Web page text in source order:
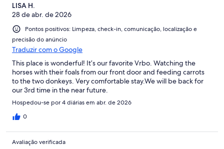
LISA H.
28 de abr. de 2026
Pontos positivos: Limpeza, check-in, comunicação, localização e
precisão do anúncio
Traduzir com o Google
This place is wonderful! It’s our favorite Vrbo. Watching the
horses with their foals from our front door and feeding carrots
to the two donkeys. Very comfortable stay.We will be back for
our 3rd time in the near future.
Hospedou-se por 4 diárias em abr. de 2026
0
Avaliação verificada